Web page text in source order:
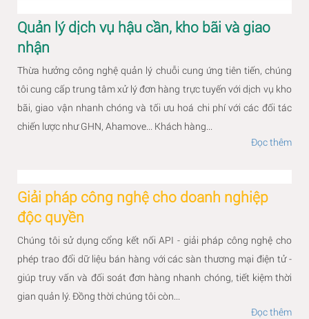
Quản lý dịch vụ hậu cần, kho bãi và giao
nhận
Thừa hưởng công nghệ quản lý chuỗi cung ứng tiên tiến, chúng
tôi cung cấp trung tâm xử lý đơn hàng trực tuyến với dịch vụ kho
bãi, giao vận nhanh chóng và tối ưu hoá chi phí với các đối tác
chiến lược như GHN, Ahamove... Khách hàng...
Đọc thêm
Giải pháp công nghệ cho doanh nghiệp
độc quyền
Chúng tôi sử dụng cổng kết nối API - giải pháp công nghệ cho
phép trao đổi dữ liệu bán hàng với các sàn thương mại điện tử -
giúp truy vấn và đối soát đơn hàng nhanh chóng, tiết kiệm thời
gian quản lý. Đồng thời chúng tôi còn...
Đọc thêm